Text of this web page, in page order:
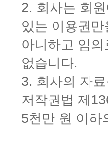
2. 회사는 회
있는 이용권
아니하고 임
없습니다.
3. 회사의 자
저작권법 제
5천만 원 이하